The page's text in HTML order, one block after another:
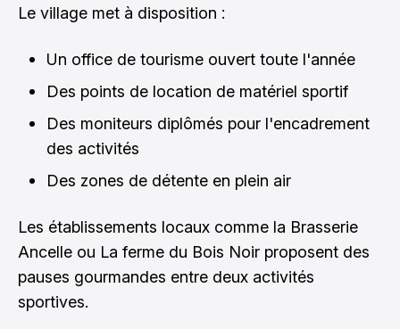
Le village met à disposition :
Un office de tourisme ouvert toute l'année
Des points de location de matériel sportif
Des moniteurs diplômés pour l'encadrement
des activités
Des zones de détente en plein air
Les établissements locaux comme la Brasserie
Ancelle ou La ferme du Bois Noir proposent des
pauses gourmandes entre deux activités
sportives.